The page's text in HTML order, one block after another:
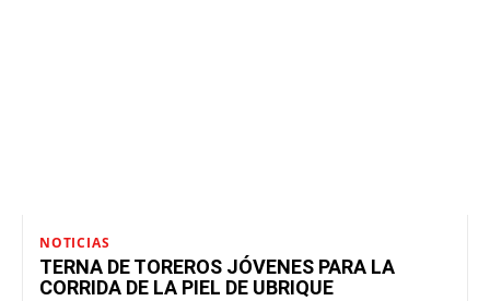
NOTICIAS
TERNA DE TOREROS JÓVENES PARA LA
CORRIDA DE LA PIEL DE UBRIQUE